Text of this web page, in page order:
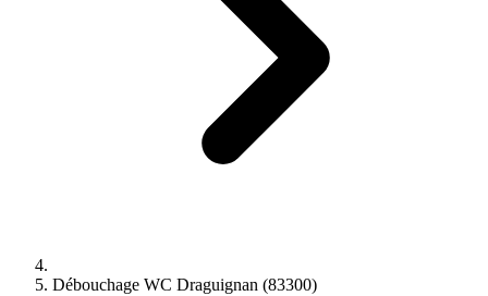
Débouchage WC Draguignan (83300)